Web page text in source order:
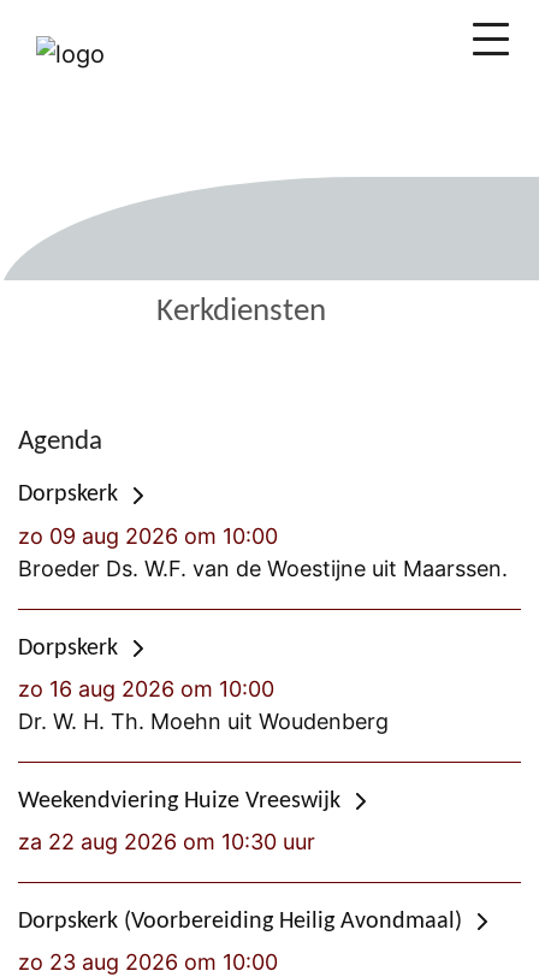
Kerkdiensten
Agenda
Dorpskerk
zo 09 aug 2026 om 10:00
Broeder Ds. W.F. van de Woestijne uit Maarssen.
Dorpskerk
zo 16 aug 2026 om 10:00
Dr. W. H. Th. Moehn uit Woudenberg
Weekendviering Huize Vreeswijk
za 22 aug 2026 om 10:30 uur
Dorpskerk (Voorbereiding Heilig Avondmaal)
zo 23 aug 2026 om 10:00